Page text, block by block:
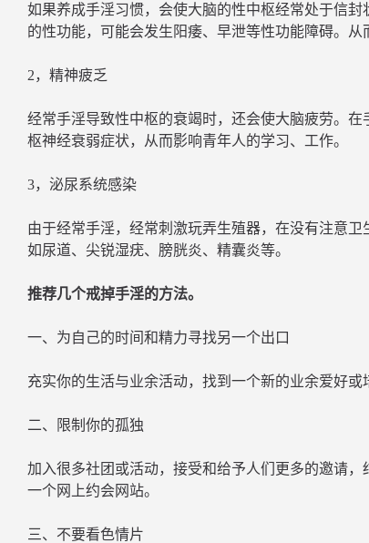
如果养成手淫习惯，会使大脑的性中枢经常处于信
的性功能，可能会发生阳痿、早泄等性功能障碍。
2，精神疲乏
经常手淫导致性中枢的衰竭时，还会使大脑疲劳。
枢神经衰弱症状，从而影响青年人的学习、工作。
3，泌尿系统感染
由于经常手淫，经常刺激玩弄生殖器，在没有注意
如尿道、尖锐湿疣、膀胱炎、精囊炎等。
推荐几个戒掉手淫的方法。
一、为自己的时间和精力寻找另一个出口
充实你的生活与业余活动，找到一个新的业余爱好
二、限制你的孤独
加入很多社团或活动，接受和给予人们更多的邀请
一个网上约会网站。
三、不要看色情片